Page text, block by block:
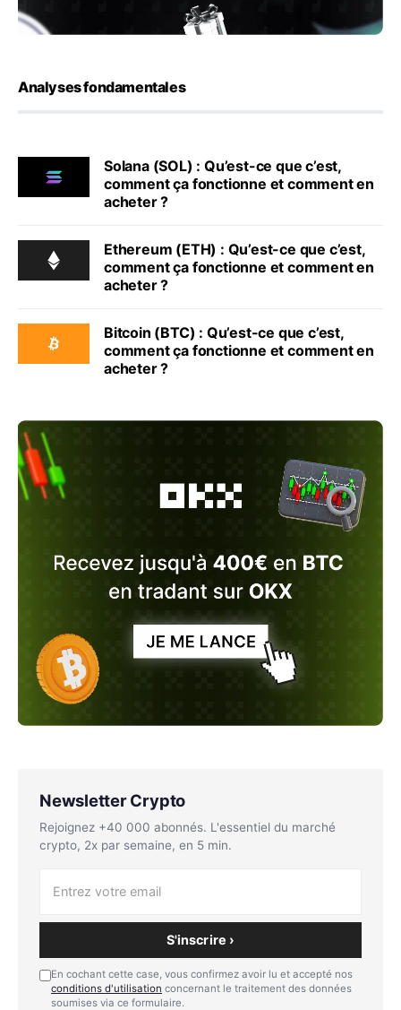
Analyses fondamentales
Solana (SOL) : Qu’est-ce que c’est,
comment ça fonctionne et comment en
acheter ?
Ethereum (ETH) : Qu’est-ce que c’est,
comment ça fonctionne et comment en
acheter ?
Bitcoin (BTC) : Qu’est-ce que c’est,
comment ça fonctionne et comment en
acheter ?
Newsletter Crypto
Rejoignez +40 000 abonnés. L'essentiel du marché
crypto, 2x par semaine, en 5 min.
S'inscrire ›
En cochant cette case, vous confirmez avoir lu et accepté nos
conditions d'utilisation concernant le traitement des données
soumises via ce formulaire.